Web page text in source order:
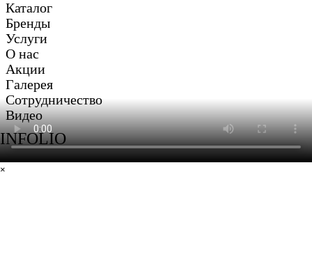
Видео
Каталог
Бренды
Услуги
О нас
Акции
Галерея
Сотрудничество
Видео
INFOLIO
×